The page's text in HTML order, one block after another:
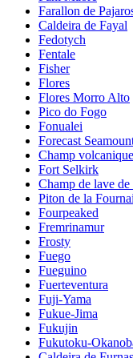
Farallon de
Caldeira de Fayal
Fedotych
Fentale
Fisher
Flores
Flores Morro Alto
Pico do Fogo
Fonualei
Forecast
Champ
Fort Selkirk
Champ de lave
Piton de la
Fourpeaked
Fremrinamur
Frosty
Fuego
Fueguino
Fuerteventura
Fuji-Yama
Fukue-Jima
Fukujin
Fukutoku-